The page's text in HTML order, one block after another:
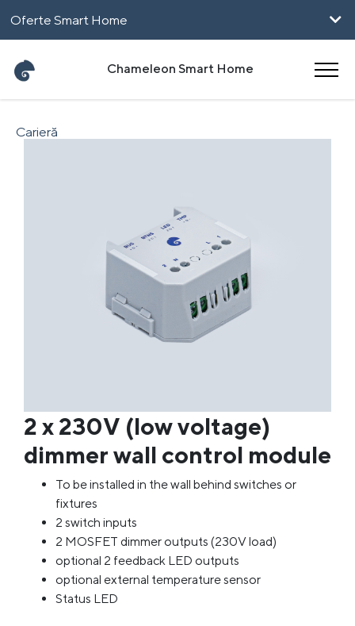
Oferte Smart Home
Pentru Firme
UpHome
Carieră
Chameleon Smart Home
2 x 230V (low voltage)
dimmer wall control module
To be installed in the wall behind switches or
fixtures
2 switch inputs
2 MOSFET dimmer outputs (230V load)
optional 2 feedback LED outputs
optional external temperature sensor
Status LED